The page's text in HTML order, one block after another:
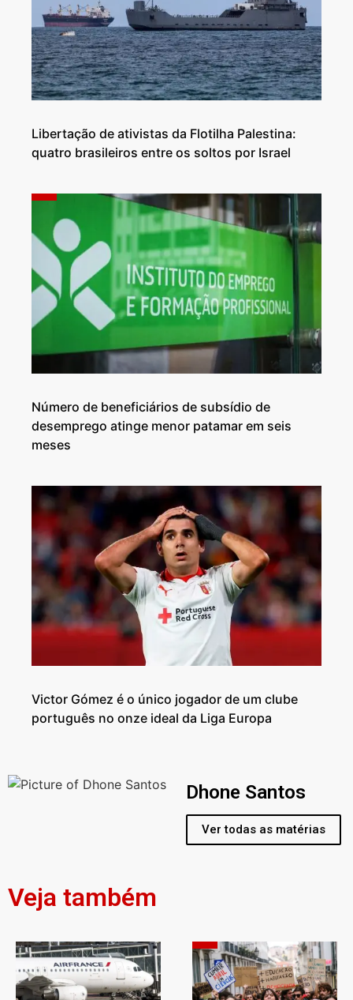
Libertação de ativistas da Flotilha Palestina:
quatro brasileiros entre os soltos por Israel
Número de beneficiários de subsídio de
desemprego atinge menor patamar em seis
meses
Victor Gómez é o único jogador de um clube
português no onze ideal da Liga Europa
Dhone Santos
Ver todas as matérias
Veja também